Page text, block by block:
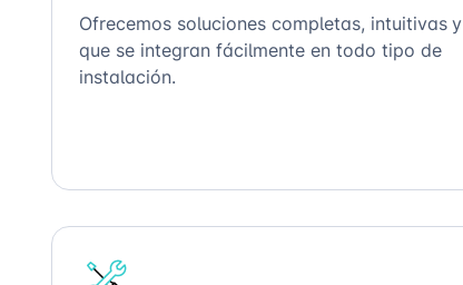
Ofrecemos soluciones completas, intuitivas y
que se integran fácilmente en todo tipo de
instalación.